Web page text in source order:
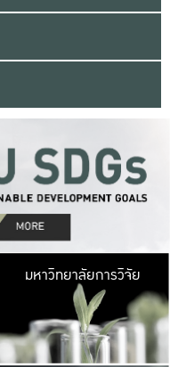
มหาวิ
มีพื้นที่เขียวสดใส
เป็นป่าในเมือง เกษต
มหาวิทยาลัยการวิจัย